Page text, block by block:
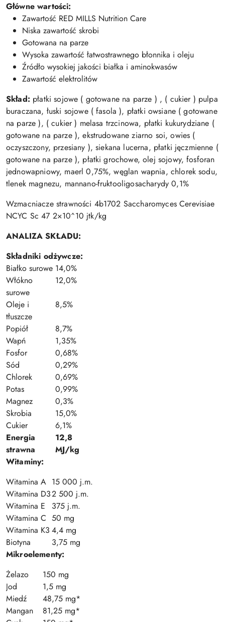
Główne wartości:
Zawartość RED MILLS Nutrition Care
Niska zawartość skrobi
Gotowana na parze
Wysoka zawartość łatwostrawnego błonnika i oleju
Źródło wysokiej jakości białka i aminokwasów
Zawartość elektrolitów
Skład: płatki sojowe ( gotowane na parze ) , ( cukier ) pulpa
buraczana, łuski sojowe ( fasola ), płatki owsiane ( gotowane
na parze ), ( cukier ) melasa trzcinowa, płatki kukurydziane (
gotowane na parze ), ekstrudowane ziarno soi, owies (
oczyszczony, przesiany ), siekana lucerna, płatki jęczmienne (
gotowane na parze ), płatki grochowe, olej sojowy, fosforan
jednowapniowy, maerl 0,75%, węglan wapnia, chlorek sodu,
tlenek magnezu, mannano-fruktooligosacharydy 0,1%
Wzmacniacze strawności 4b1702 Saccharomyces Cerevisiae
NCYC Sc 47 2×10^10 jtk/kg
ANALIZA SKŁADU:
Składniki odżywcze:
Białko surowe 14,0%
Włókno
surowe
12,0%
Oleje i
tłuszcze
8,5%
Popiół
8,7%
Wapń
1,35%
Fosfor
0,68%
Sód
0,29%
Chlorek
0,69%
Potas
0,99%
Magnez
0,3%
Skrobia
15,0%
Cukier
6,1%
Energia
strawna
12,8
MJ/kg
Witaminy:
Witamina A 15 000 j.m.
Witamina D32 500 j.m.
Witamina E
375 j.m.
Witamina C 50 mg
Witamina K3 4,4 mg
Biotyna
3,75 mg
Mikroelementy:
Żelazo
150 mg
Jod
1,5 mg
Miedź
48,75 mg*
Mangan
81,25 mg*